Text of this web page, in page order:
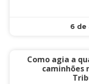
6 de
Como agia a
caminhões